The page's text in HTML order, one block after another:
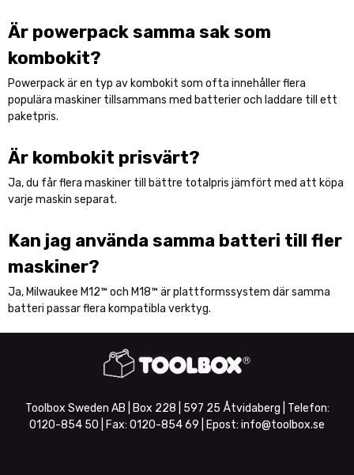
Är powerpack samma sak som
kombokit?
Powerpack är en typ av kombokit som ofta innehåller flera
populära maskiner tillsammans med batterier och laddare till ett
paketpris.
Är kombokit prisvärt?
Ja, du får flera maskiner till bättre totalpris jämfört med att köpa
varje maskin separat.
Kan jag använda samma batteri till fler
maskiner?
Ja, Milwaukee M12™ och M18™ är plattformssystem där samma
batteri passar flera kompatibla verktyg.
Toolbox Sweden AB | Box 228 | 597 25 Åtvidaberg | Telefon:
0120-854 50 | Fax: 0120-854 69 | Epost: info@toolbox.se